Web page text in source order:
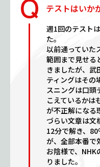
テストはいか
週1回のテスト
た。
以前通っていた
範囲まで見せる
きましたが、
ティングはその
スニングは口頭
こえているかは
が不正解になる
づらい文章は文
12分で解き、
が、全部本番で
お陰様で、NHK
りました。